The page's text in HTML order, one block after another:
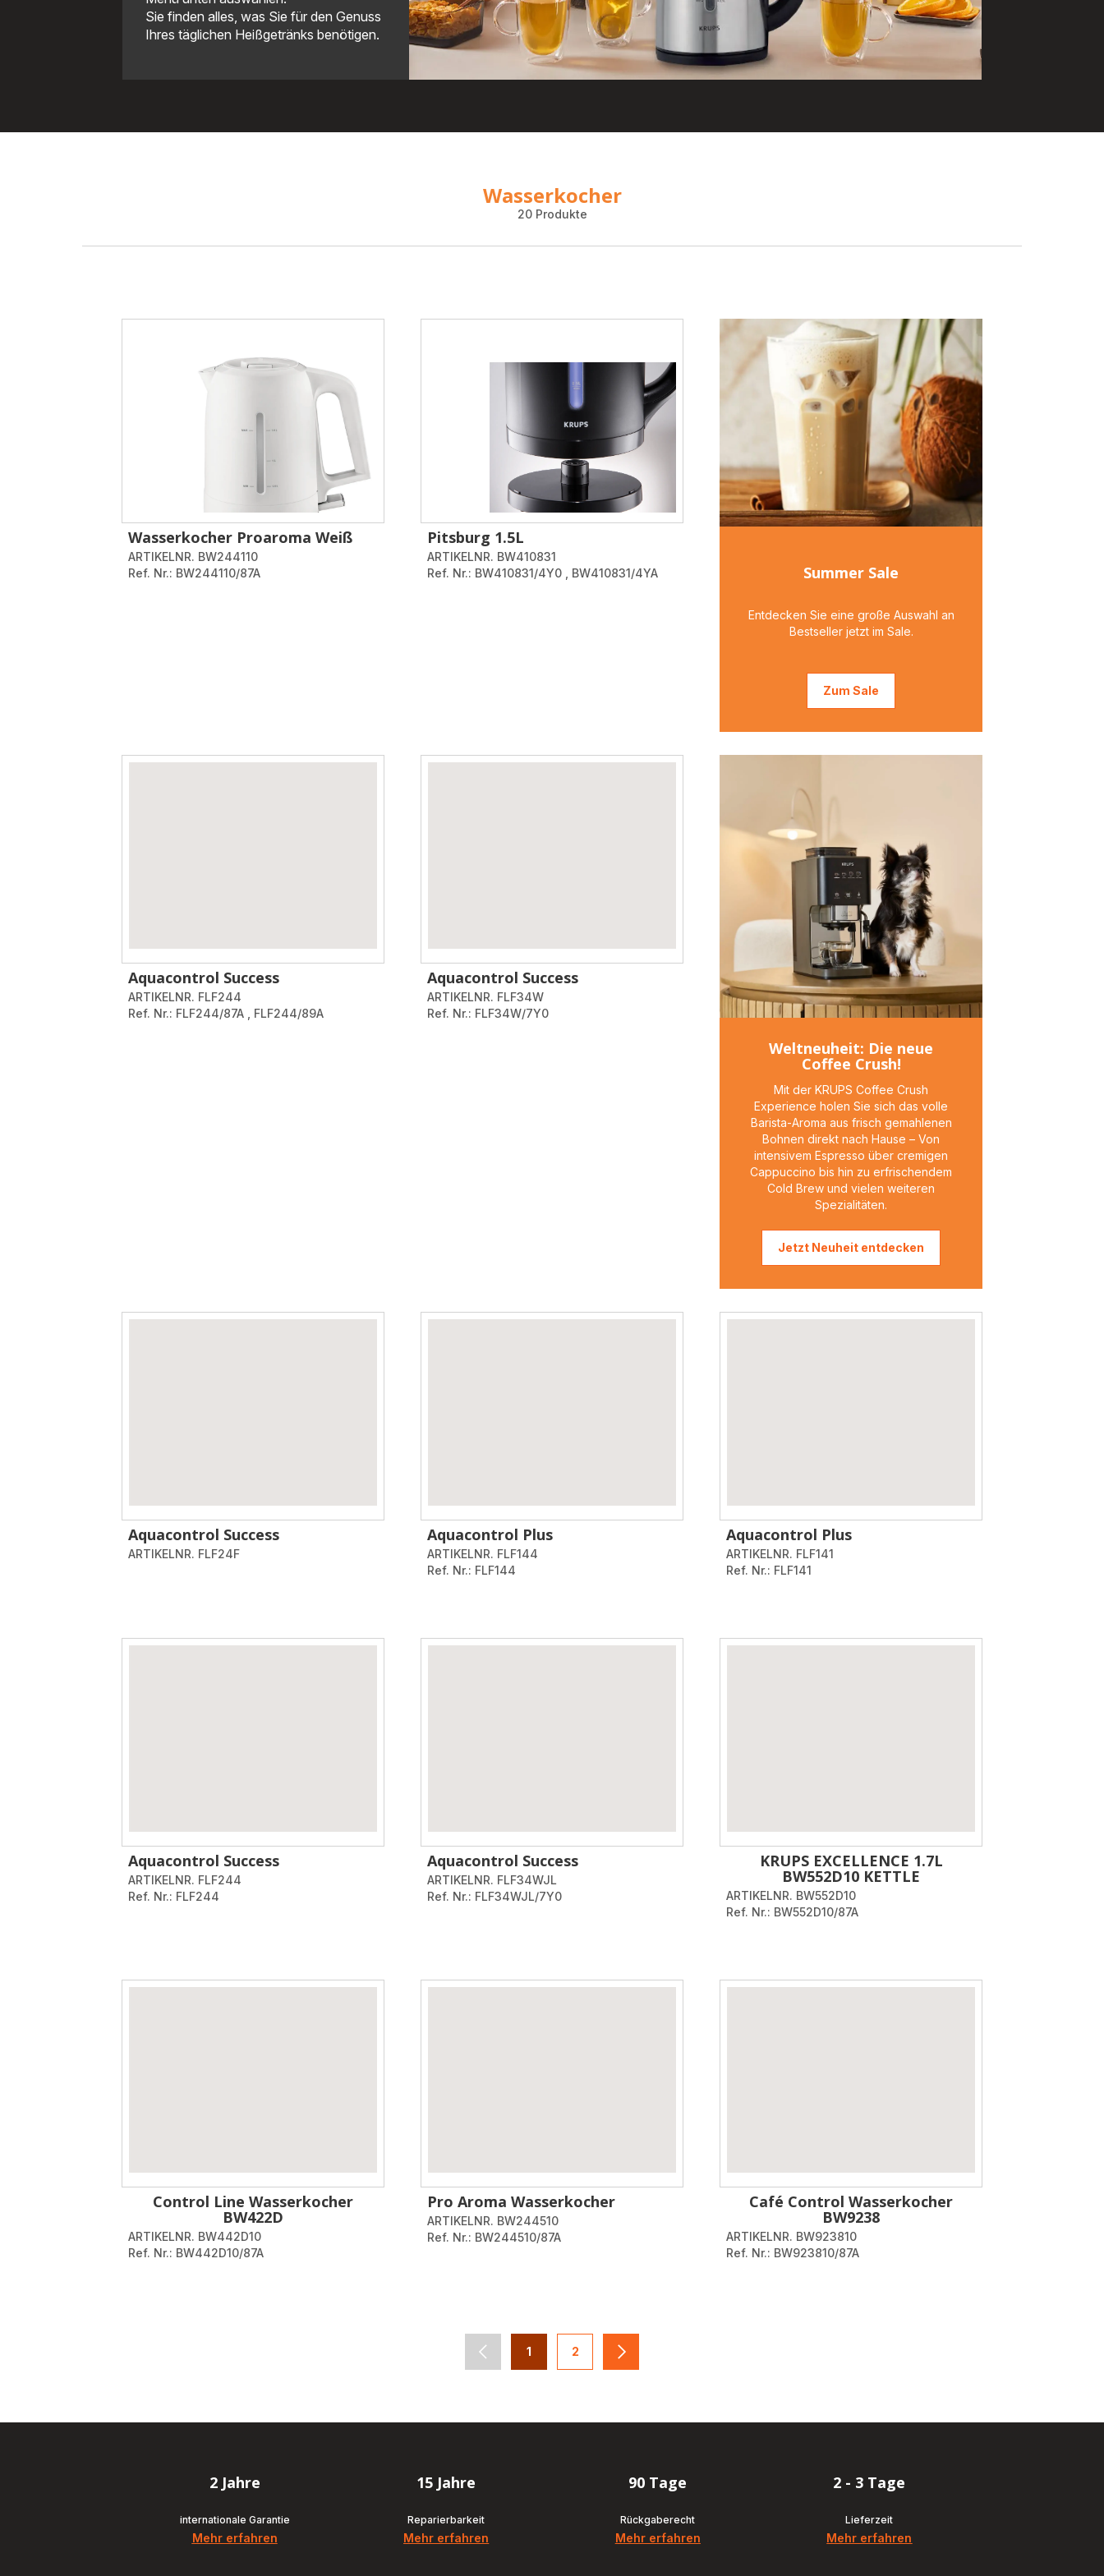
Sie finden alles, was Sie für den Genuss
Ihres täglichen Heißgetränks benötigen.
Wasserkocher
20 Produkte
Wasserkocher Proaroma Weiß
ARTIKELNR. BW244110
Ref. Nr.: BW244110/87A
Pitsburg 1.5L
ARTIKELNR. BW410831
Ref. Nr.: BW410831/4Y0
BW410831/4YA Summer Sale
Entdecken Sie eine große Auswahl an
Bestseller jetzt im Sale.
Zum Sale
Aquacontrol Success
ARTIKELNR. FLF244
Ref. Nr.: FLF244/87A
FLF244/89A
Aquacontrol Success
ARTIKELNR. FLF34W
Ref. Nr.: FLF34W/7Y0
Weltneuheit: Die neue
Coffee Crush!
Mit der KRUPS Coffee Crush
Experience holen Sie sich das volle
Barista-Aroma aus frisch gemahlenen
Bohnen direkt nach Hause – Von
intensivem Espresso über cremigen
Cappuccino bis hin zu erfrischendem
Cold Brew und vielen weiteren
Spezialitäten.
Jetzt Neuheit entdecken
Aquacontrol Success
ARTIKELNR. FLF24F
Aquacontrol Plus
ARTIKELNR. FLF144
Ref. Nr.: FLF144
Aquacontrol Plus
ARTIKELNR. FLF141
Ref. Nr.: FLF141
Aquacontrol Success
ARTIKELNR. FLF244
Ref. Nr.: FLF244
Aquacontrol Success
ARTIKELNR. FLF34WJL
Ref. Nr.: FLF34WJL/7Y0
KRUPS EXCELLENCE 1.7L
BW552D10 KETTLE
ARTIKELNR. BW552D10
Ref. Nr.: BW552D10/87A
Control Line Wasserkocher
BW422D
ARTIKELNR. BW442D10
Ref. Nr.: BW442D10/87A
Pro Aroma Wasserkocher
ARTIKELNR. BW244510
Ref. Nr.: BW244510/87A
Café Control Wasserkocher
BW9238
ARTIKELNR. BW923810
Ref. Nr.: BW923810/87A
navigation.pagination.actions.prev
1-
2
-
navigation.pagination.actions.next
2 Jahre
internationale Garantie
Mehr erfahren
15 Jahre
Reparierbarkeit
Mehr erfahren
90 Tage
Rückgaberecht
Mehr erfahren
2 - 3 Tage
Lieferzeit
Mehr erfahren